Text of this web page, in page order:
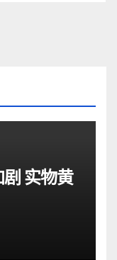
实物黄